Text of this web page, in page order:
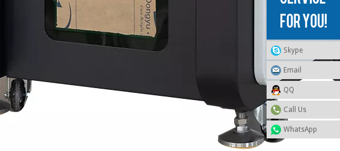
Skype
Email
QQ
Call Us
WhatsApp